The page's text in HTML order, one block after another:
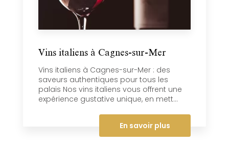
Vins italiens à Cagnes-sur-Mer
Vins italiens à Cagnes-sur-Mer : des
saveurs authentiques pour tous les
palais Nos vins italiens vous offrent une
expérience gustative unique, en mett...
En savoir plus